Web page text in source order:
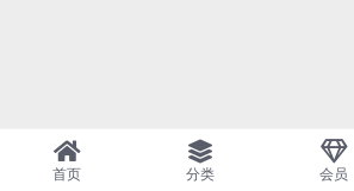
首页 分类 会员